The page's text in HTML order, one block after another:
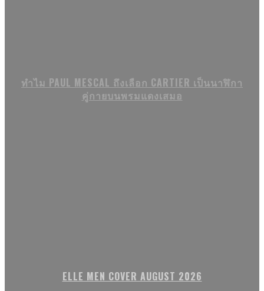
ทำไม PAUL MESCAL ถึงเลือก CARTIER เป็นนาฬิกา
คู่กายบนพรมแดงเสมอ
ELLE MEN COVER AUGUST 2026